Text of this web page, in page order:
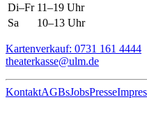
Di–Fr 11–19 Uhr
Sa
10–13 Uhr
Kartenverkauf: 0731 161 4444
theaterkasse@ulm.de
KontaktAGBsJobsPresse